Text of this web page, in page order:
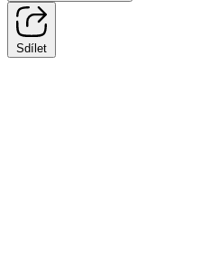
Sdílet